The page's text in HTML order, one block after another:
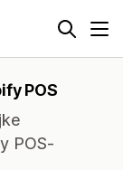
POS
POS-